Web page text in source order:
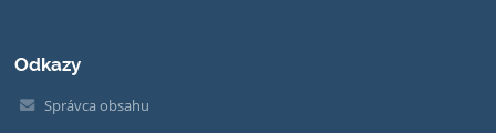
Odkazy
Správca obsahu